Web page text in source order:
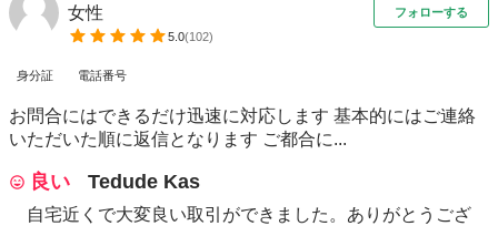
女性
5.0(102)
フォローする
身分証 電話番号
お問合にはできるだけ迅速に対応します 基本的にはご連絡
いただいた順に返信となります ご都合に...
良い Tedude Kas
自宅近くで大変良い取引ができました。ありがとうござ